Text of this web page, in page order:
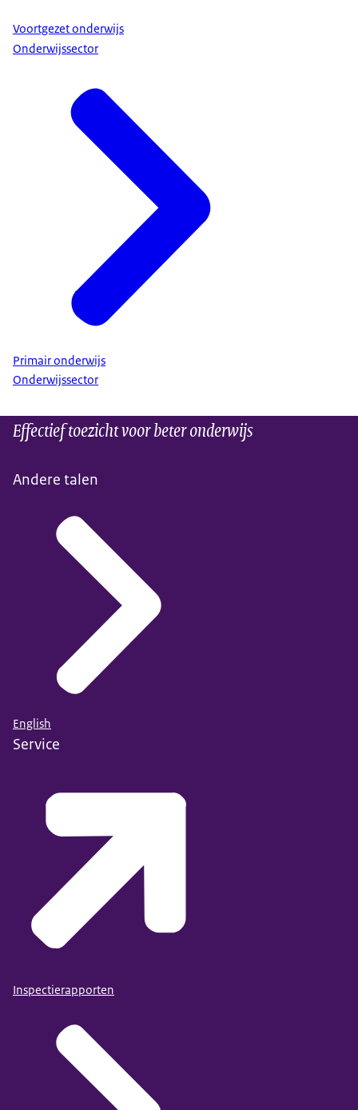
Voortgezet onderwijs
Onderwijssector
Primair onderwijs
Onderwijssector
Effectief toezicht voor beter onderwijs
Andere talen
English
Service
Inspectierapporten